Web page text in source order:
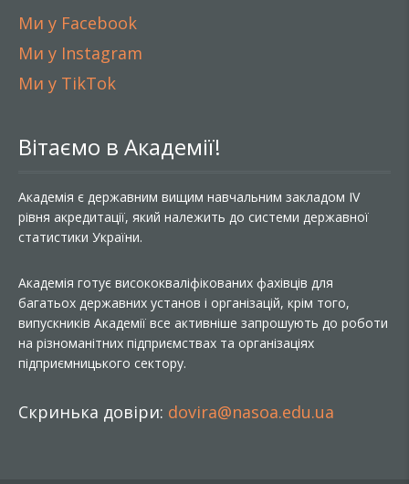
Ми у Facebook
Ми у Instagram
Ми у TikTok
Вітаємо в Академії!
Академія є державним вищим навчальним закладом IV
рівня акредитації, який належить до системи державної
статистики України.
Академія готує висококваліфікованих фахівців для
багатьох державних установ і організацій, крім того,
випускників Академії все активніше запрошують до роботи
на різноманітних підприємствах та організаціях
підприємницького сектору.
Скринька довіри: dovira@nasoa.edu.ua